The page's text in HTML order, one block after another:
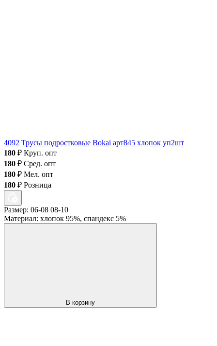
4092 Трусы подростковые Bokai арт845 хлопок уп2шт
180 ₽ Круп. опт
180 ₽ Сред. опт
180 ₽ Мел. опт
180 ₽ Розница
Размер: 06-08 08-10
Материал: хлопок 95%, спандекс 5%
В корзину